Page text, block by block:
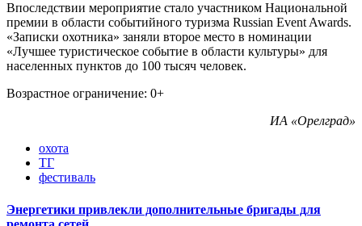
Впоследствии мероприятие стало участником Национальной
премии в области событийного туризма Russian Event Awards.
«Записки охотника» заняли второе место в номинации
«Лучшее туристическое событие в области культуры» для
населенных пунктов до 100 тысяч человек.
Возрастное ограничение: 0+
ИА «Орелград»
охота
ТГ
фестиваль
Энергетики привлекли дополнительные бригады для